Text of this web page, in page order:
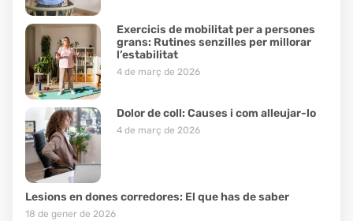
Exercicis de mobilitat per a persones
grans: Rutines senzilles per millorar
l’estabilitat
4 de març de 2026
Dolor de coll: Causes i com alleujar-lo
4 de març de 2026
Lesions en dones corredores: El que has de saber
18 de gener de 2026